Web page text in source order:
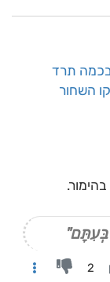
בכמה תרד
השחור
בהימור.
בְּעִתָּם"
2